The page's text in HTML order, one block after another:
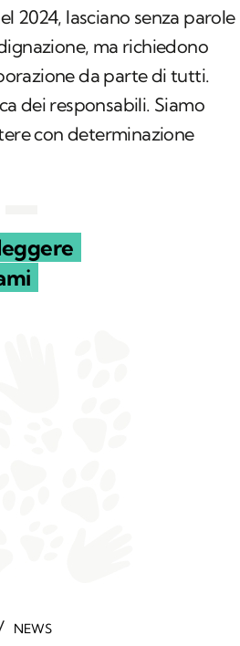
2024, lasciano senza parole
ma richiedono
da parte di tutti.
dei responsabili. Siamo
con determinazione
NEWS